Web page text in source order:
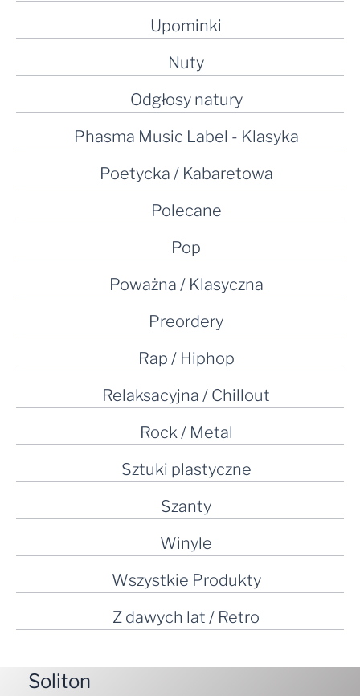
Upominki
Nuty
Odgłosy natury
Phasma Music Label - Klasyka
Poetycka / Kabaretowa
Polecane
Pop
Poważna / Klasyczna
Preordery
Rap / Hiphop
Relaksacyjna / Chillout
Rock / Metal
Sztuki plastyczne
Szanty
Winyle
Wszystkie Produkty
Z dawych lat / Retro
Soliton